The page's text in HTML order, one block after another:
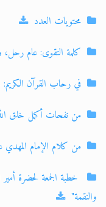
محتويات العدد
كلمة التقوى: عام رحل،
في رحاب القرآن الكريم:
من نفحات أكمل خلق
من كلام الإمام المهدي
خطبة الجمعة لحضرة أمير
والنقمة"